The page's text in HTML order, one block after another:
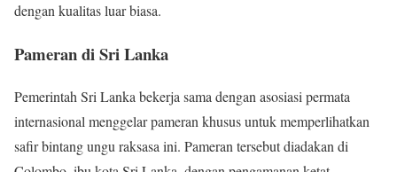
dengan kualitas luar biasa.
Pameran di Sri Lanka
Pemerintah Sri Lanka bekerja sama dengan asosiasi permata
internasional menggelar pameran khusus untuk memperlihatkan
safir bintang ungu raksasa ini. Pameran tersebut diadakan di